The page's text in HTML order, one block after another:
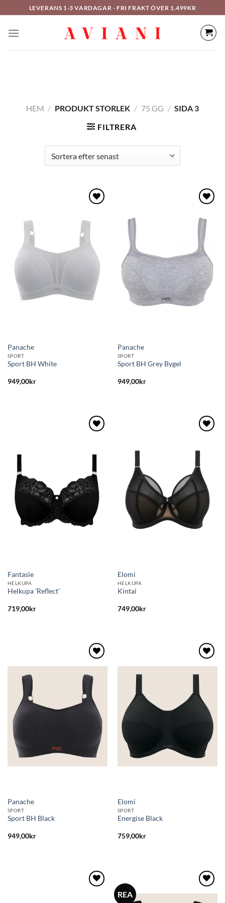
till
innehåll
LEVERANS 1-3 VARDAGAR - FRI FRAKT ÖVER 1.499KR
HEM / PRODUKT STORLEK / 75 GG / SIDA 3
FILTRERA
Lägg
önskelistan
Panache
SPORT
Sport BH White
949,00kr
Lägg
till i
önskelistan
Panache
SPORT
Sport BH Grey Bygel
949,00kr
till i
önskelistan
Fantasie
HELKUPA
Helkupa ’Reflect’
719,00kr
Lägg
önskelistan
Elomi
HELKUPA
Kintai
749,00kr
Lägg
önskelistan
Panache
SPORT
Sport BH Black
949,00kr
till i
önskelistan
Elomi
SPORT
Energise Black
759,00kr
REA